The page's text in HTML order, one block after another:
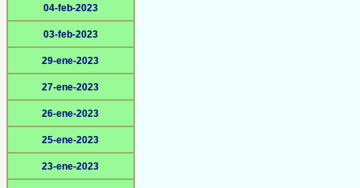
04-feb-2023
03-feb-2023
29-ene-2023
27-ene-2023
26-ene-2023
25-ene-2023
23-ene-2023